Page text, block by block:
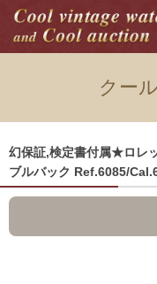
クー
幻保証,検定書付属★ロレ
ブルバック Ref.6085/